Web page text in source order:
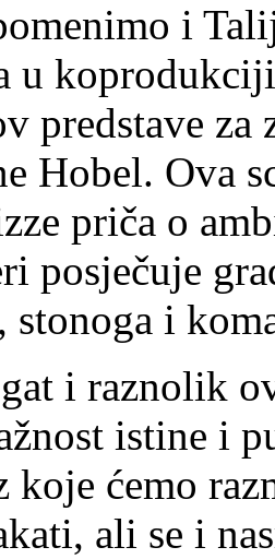
i
u
predstave
Hobel. Ova
priča o
posječuje
i
i raznolik
istine i
koje ćemo
ali se i